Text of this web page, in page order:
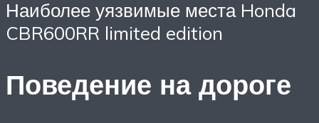
Наиболее уязвимые места Honda
CBR600RR limited edition
Поведение на дороге